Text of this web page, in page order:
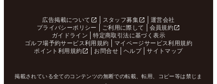
広告掲載について スタッフ募集
運営会社
プライバシーポリシー
ご利用に際して
会員規約
ガイドライン
特定商取引法に基づく表示
ゴルフ場予約サービス利用規約
マイページサービス利用規約
ポイント利用規約
お問合せ ヘルプ サイトマップ
掲載されている全てのコンテンツの無断での転載、転用、コピー等は禁じま